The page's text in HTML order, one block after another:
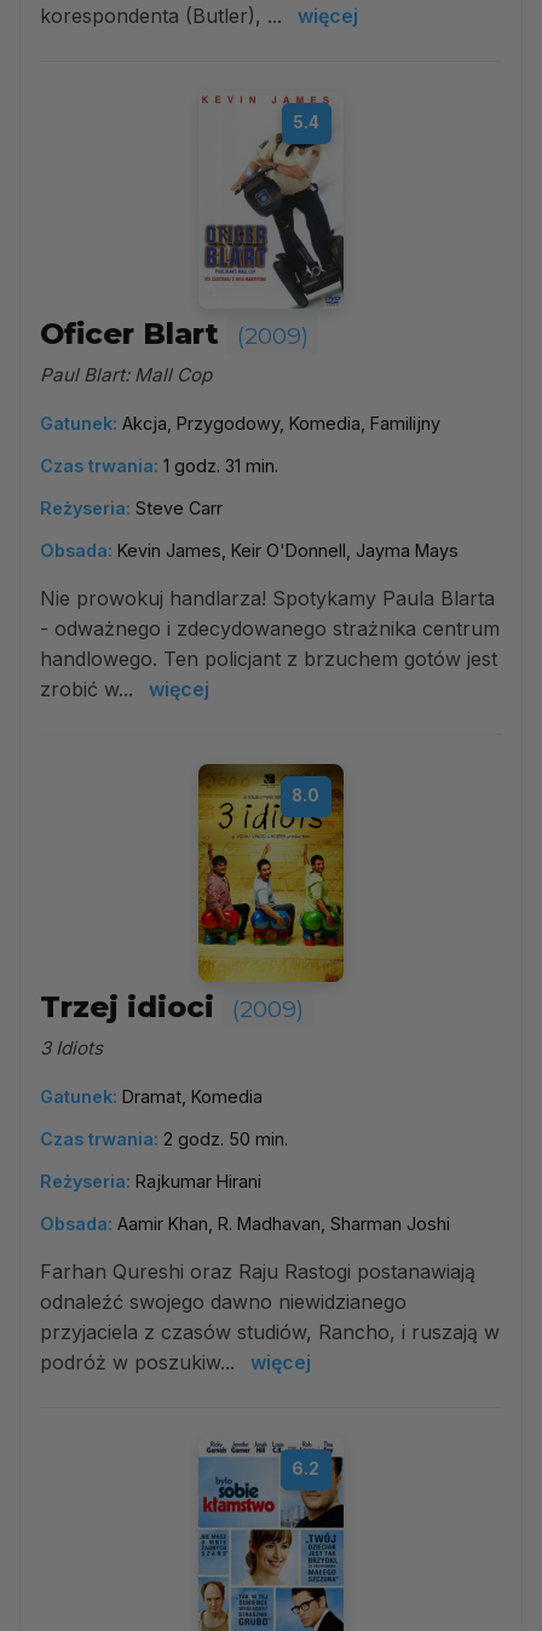
korespondenta (Butler), ...
więcej
5.4
Oficer Blart (2009)
Paul Blart: Mall Cop
Gatunek: Akcja, Przygodowy, Komedia, Familijny
Czas trwania: 1 godz. 31 min.
Reżyseria: Steve Carr
Obsada: Kevin James, Keir O'Donnell, Jayma Mays
Nie prowokuj handlarza! Spotykamy Paula Blarta
- odważnego i zdecydowanego strażnika centrum
handlowego. Ten policjant z brzuchem gotów jest
zrobić w...
więcej
8.0
Trzej idioci (2009)
3 Idiots
Gatunek: Dramat, Komedia
Czas trwania: 2 godz. 50 min.
Reżyseria: Rajkumar Hirani
Obsada: Aamir Khan, R. Madhavan, Sharman Joshi
Farhan Qureshi oraz Raju Rastogi postanawiają
odnaleźć swojego dawno niewidzianego
przyjaciela z czasów studiów, Rancho, i ruszają w
podróż w poszukiw...
więcej
6.2